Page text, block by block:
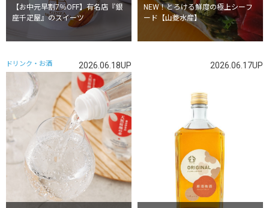
【お中元早割7％OFF】有名店『銀
座千疋屋』のスイーツ
NEW！とろける鮮度の極上シーフ
ード【山菱水産】
ドリンク・お酒 2026.06.18UP 2026.06.17UP